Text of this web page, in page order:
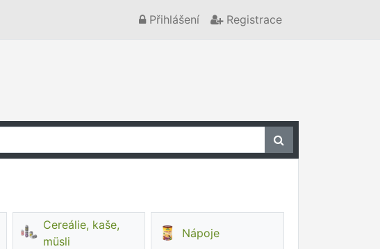
Přihlášení Registrace
Cereálie, kaše,
müsli
Nápoje